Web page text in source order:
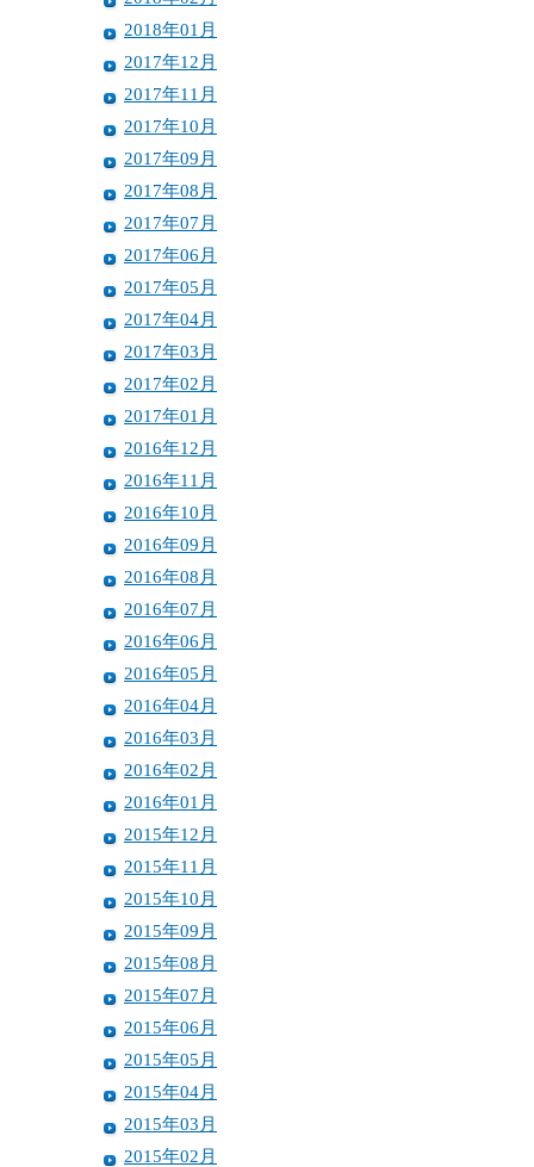
2018年01月
2017年12月
2017年11月
2017年10月
2017年09月
2017年08月
2017年07月
2017年06月
2017年05月
2017年04月
2017年03月
2017年02月
2017年01月
2016年12月
2016年11月
2016年10月
2016年09月
2016年08月
2016年07月
2016年06月
2016年05月
2016年04月
2016年03月
2016年02月
2016年01月
2015年12月
2015年11月
2015年10月
2015年09月
2015年08月
2015年07月
2015年06月
2015年05月
2015年04月
2015年03月
2015年02月